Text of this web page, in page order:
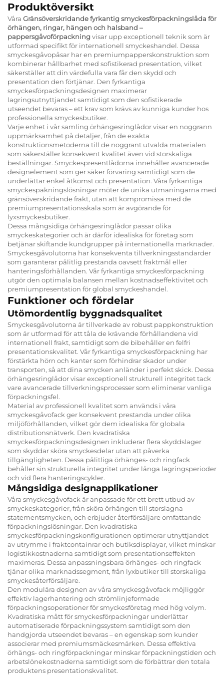
Produktöversikt
Våra Gränsöverskridande fyrkantig smyckesförpackningslåda för
örhängen, ringar, hängen och halsband –
pappersgåvoförpackningvisar upp exceptionell teknik som är
utformad specifikt för internationell smyckeshandel. Dessa
smyckesgåvopåsar har en premiumpapperskonstruktion som
kombinerar hållbarhet med sofistikerad presentation, vilket
säkerställer att din värdefulla vara får den skydd och
presentation den förtjänar. Den fyrkantiga
smyckesförpackningsdesignen maximerar
lagringsutnyttjandet samtidigt som den sofistikerade
utseendet bevaras – ett krav som krävs av kunniga kunder hos
professionella smyckesbutiker.
Varje enhet i vår samling örhängesringlådor visar en noggrann
uppmärksamhet på detaljer, från de exakta
konstruktionsmetoderna till de noggrant utvalda materialen
som säkerställer konsekvent kvalitet även vid storskaliga
beställningar. Smyckespresentlådorna innehåller avancerade
designelement som ger säker förvaring samtidigt som de
underlättar enkel åtkomst och presentation. Våra fyrkantiga
smyckespakningslösningar möter de unika utmaningarna med
gränsöverskridande frakt, utan att kompromissa med de
premiumpresentationsskala som är avgörande för
lyxsmyckesbutiker.
Dessa mångsidiga örhängesringlådor passar olika
smyckeskategorier och är därför idealiska för företag som
betjänar skiftande kundgrupper på internationella marknader.
Smyckesgåvolutorna har konsekventa tillverkningsstandarder
som garanterar pålitlig prestanda oavsett fraktmål eller
hanteringsförhållanden. Vår fyrkantiga smyckesförpackning
utgör den optimala balansen mellan kostnadseffektivitet och
premiumpresentation för global smyckeshandel.
Funktioner och fördelar
Utömordentlig byggnadsqualitet
Smyckesgåvolutorna är tillverkade av robust pappkonstruktion
som är utformad för att tåla de krävande förhållandena vid
internationell frakt, samtidigt som de bibehåller en felfri
presentationskvalitet. Vår fyrkantiga smyckesförpackning har
förstärkta hörn och kanter som förhindrar skador under
transporten, så att dina smycken anländer i perfekt skick. Dessa
örhängesringlådor visar exceptionell strukturell integritet tack
vare avancerade tillverkningsprocesser som eliminerar vanliga
förpackningsfel.
Material av professionell kvalitet som används i våra
smyckesgåvofack ger konsekvent prestanda under olika
miljöförhållanden, vilket gör dem idealiska för globala
distributionsnätverk. Den kvadratiska
smyckesförpackningsdesignen inkluderar flera skyddslager
som skyddar sköra smyckesdelar utan att påverka
tillgängligheten. Dessa pålitliga örhänges- och ringfack
behåller sin strukturella integritet under långa lagringsperioder
och vid flera hanteringscykler.
Mångsidiga designapplikationer
Våra smyckesgåvofack är anpassade för ett brett utbud av
smyckeskategorier, från sköra örhängen till storslagna
statementsmycken, och erbjuder återförsäljare omfattande
förpackningslösningar. Den kvadratiska
smyckesförpackningskonfigurationen optimerar utnyttjandet
av utrymme i fraktcontainrar och butiksdisplayar, vilket minskar
logistikkostnaderna samtidigt som presentationseffekten
maximeras. Dessa anpassningsbara örhänges- och ringfack
tjänar olika marknadssegment, från lyxbutiker till storskaliga
smyckesåterförsäljare.
Den modulära designen av våra smyckesgåvofack möjliggör
effektiv lagerhantering och strömlinjeformade
förpackningsoperationer för smyckesföretag med hög volym.
Kvadratiska mått för smyckesförpackningar underlättar
automatiserade förpackningssystem samtidigt som den
handgjorda utseendet bevaras – en egenskap som kunder
associerar med premiumsmäckesmärken. Dessa effektiva
örhängs- och ringförpackningar minskar förpackningstiden och
arbetslönekostnaderna samtidigt som de förbättrar den totala
produktens presentationskvalitet.